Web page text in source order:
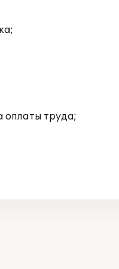
оплаты труда;